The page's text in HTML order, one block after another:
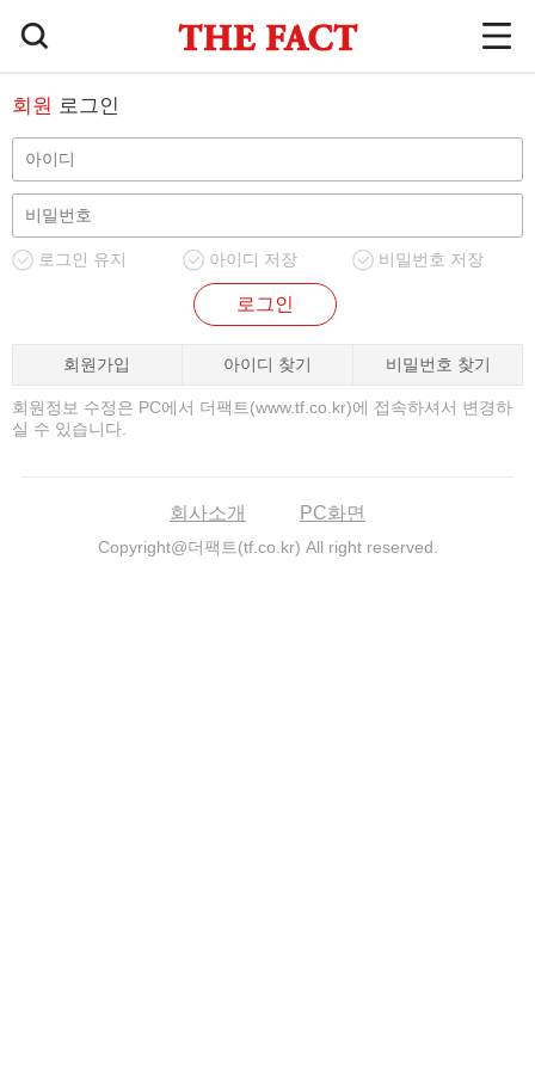
회원 로그인
로그인 유지 아이디 저장 비밀번호 저장
로그인
회원가입 아이디 찾기 비밀번호 찾기
회원정보 수정은 PC에서 더팩트(www.tf.co.kr)에 접속하셔서 변경하
실 수 있습니다.
회사소개 PC화면
Copyright@더팩트(tf.co.kr) All right reserved.